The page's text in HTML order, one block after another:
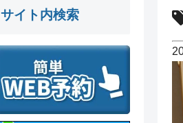
サイト内検索